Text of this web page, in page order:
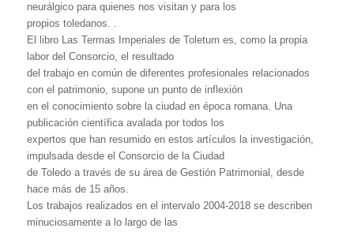
neurálgico para quienes nos visitan y para los
propios toledanos. .
El libro Las Termas Imperiales de Toletum es, como la propia
labor del Consorcio, el resultado
del trabajo en común de diferentes profesionales relacionados
con el patrimonio, supone un punto de inflexión
en el conocimiento sobre la ciudad en época romana. Una
publicación científica avalada por todos los
expertos que han resumido en estos artículos la investigación,
impulsada desde el Consorcio de la Ciudad
de Toledo a través de su área de Gestión Patrimonial, desde
hace más de 15 años.
Los trabajos realizados en el intervalo 2004-2018 se describen
minuciosamente a lo largo de las